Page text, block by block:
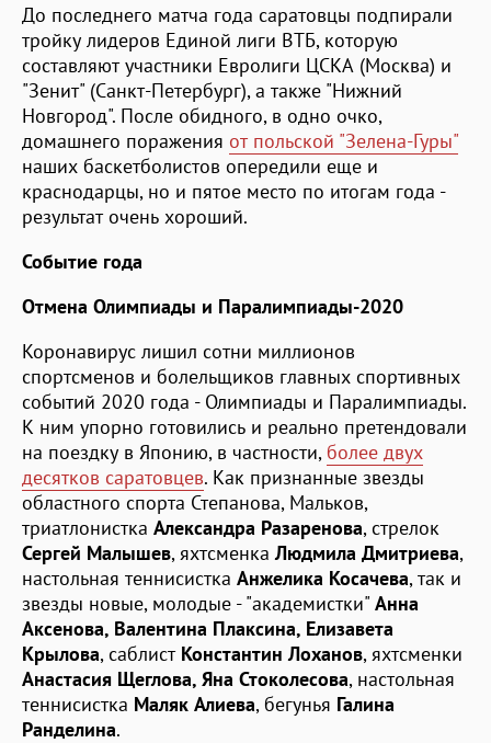
До последнего матча года саратовцы подпирали
тройку лидеров Единой лиги ВТБ, которую
составляют участники Евролиги ЦСКА (Москва) и
"Зенит" (Санкт-Петербург), а также "Нижний
Новгород". После обидного, в одно очко,
домашнего поражения от польской "Зелена-Гуры"
наших баскетболистов опередили еще и
краснодарцы, но и пятое место по итогам года -
результат очень хороший.
Событие года
Отмена Олимпиады и Паралимпиады-2020
Коронавирус лишил сотни миллионов
спортсменов и болельщиков главных спортивных
событий 2020 года - Олимпиады и Паралимпиады.
К ним упорно готовились и реально претендовали
на поездку в Японию, в частности, более двух
десятков саратовцев. Как признанные звезды
областного спорта Степанова, Мальков,
триатлонистка Александра Разаренова, стрелок
Сергей Малышев, яхтсменка Людмила Дмитриева,
настольная теннисистка Анжелика Косачева, так и
звезды новые, молодые - "академистки" Анна
Аксенова, Валентина Плаксина, Елизавета
Крылова, саблист Константин Лоханов, яхтсменки
Анастасия Щеглова, Яна Стоколесова, настольная
теннисистка Маляк Алиева, бегунья Галина
Ранделина.